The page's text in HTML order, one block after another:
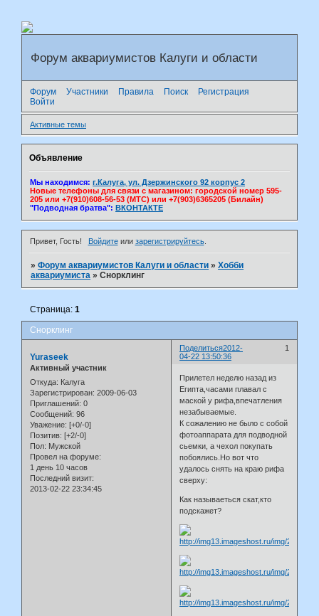
Форум аквариумистов Калуги и области
Форум Участники Правила Поиск
Регистрация
Войти
Активные темы
Объявление
Мы находимся: г.Калуга, ул. Дзержинского 92 корпус 2
Новые телефоны для связи с магазином: городской номер 595-
205 или +7(910)608-56-53 (МТС) или +7(903)6365205 (Билайн)
"Подводная братва": ВКОНТАКТЕ
Привет, Гость! Войдитеили зарегистрируйтесь.
»Форум аквариумистов Калуги и области »Хобби
аквариумиста »Снорклинг
Снорклинг
Страница:1
Поделиться 1
2012-
04-22 13:50:36
Yuraseek
Активный участник
Откуда: Калуга
Зарегистрирован: 2009-06-03
Приглашений: 0
Сообщений: 96
Уважение: [+0/-0]
Позитив: [+2/-0]
Пол: Мужской
Провел на форуме:
1 день 10 часов
Последний визит:
2013-02-22 23:34:45
Прилетел неделю назад из
Египта,часами плавал с
маской у рифа,впечатления
незабываемые.
К сожалению не было с собой
фотоаппарата для подводной
сьемки, а чехол покупать
побоялись.Но вот что
удалось снять на краю рифа
сверху:
Как называеться скат,кто
подскажет?